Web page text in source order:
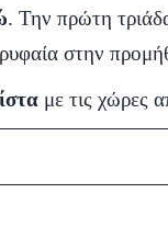
. Την πρώτη
στην
με τις χώρες